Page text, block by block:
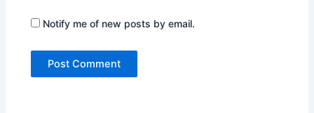
Notify me of new posts by email.